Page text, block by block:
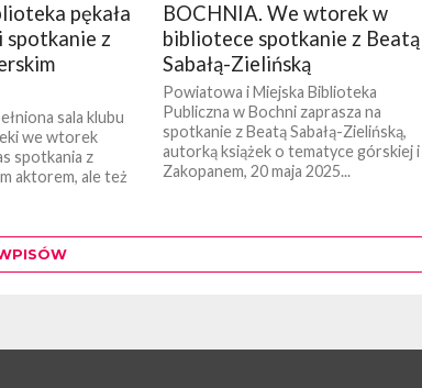
pękała
spotkanie z
sala klubu
we wtorek
spotkania z
aktorem, ale też
BOCHNIA. We wtorek w
bibliotece spotkanie z Beatą
Sabałą-Zielińską
Powiatowa i Miejska Biblioteka
Publiczna w Bochni zaprasza na
spotkanie z Beatą Sabałą-Zielińską,
autorką książek o tematyce górskiej i
Zakopanem, 20 maja 2025...